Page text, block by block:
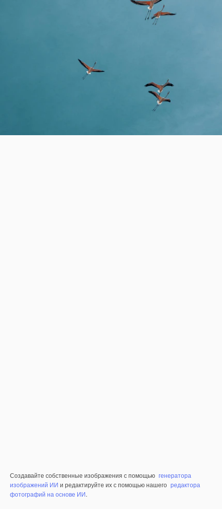
Создавайте собственные изображения с помощью генератора
изображений ИИ и редактируйте их с помощью нашего редактора
фотографий на основе ИИ.